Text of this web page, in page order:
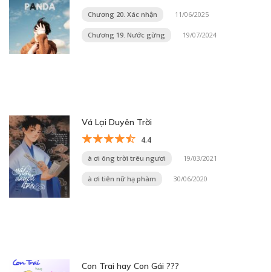
Chương 20. Xác nhận 11/06/2025
Chương 19. Nước gừng 19/07/2024
Vá Lại Duyên Trời
4.4
à ơi ông trời trêu ngươi 19/03/2021
à ơi tiên nữ hạ phàm 30/06/2020
Con Trai hay Con Gái ???